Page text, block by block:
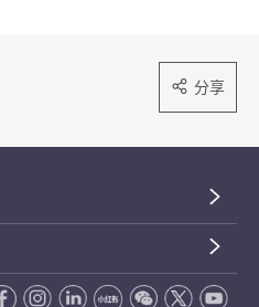
分享